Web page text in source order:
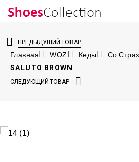
ПРЕДЫДУЩИЙ ТОВАР
Главная WOZ Кеды Со
SALUTO BROWN
СЛЕДУЮЩИЙ ТОВАР